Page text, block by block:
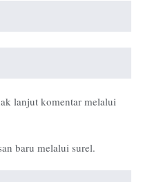
lanjut komentar melalui
baru melalui surel.